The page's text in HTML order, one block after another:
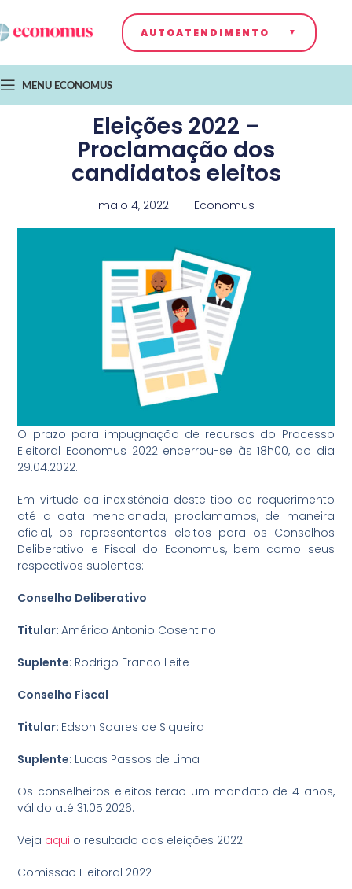
AUTOATENDIMENTO
MENU ECONOMUS
Eleições 2022 –
Proclamação dos
candidatos eleitos
maio 4, 2022 Economus
O prazo para impugnação de recursos do Processo
Eleitoral Economus 2022 encerrou-se às 18h00, do dia
29.04.2022.
Em virtude da inexistência deste tipo de requerimento
até a data mencionada, proclamamos, de maneira
oficial, os representantes eleitos para os Conselhos
Deliberativo e Fiscal do Economus, bem como seus
respectivos suplentes:
Conselho Deliberativo
Titular:Américo Antonio Cosentino
Suplente: Rodrigo Franco Leite
Conselho Fiscal
Titular: Edson Soares de Siqueira
Suplente: Lucas Passos de Lima
Os conselheiros eleitos terão um mandato de 4 anos,
válido até 31.05.2026.
Veja aqui o resultado das eleições 2022.
Comissão Eleitoral 2022